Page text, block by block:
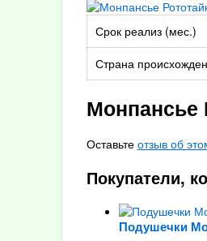
Срок реализ (мес.)
Страна
Монпансье
Оставьте отзыв об
Покупатели,
Подушечки